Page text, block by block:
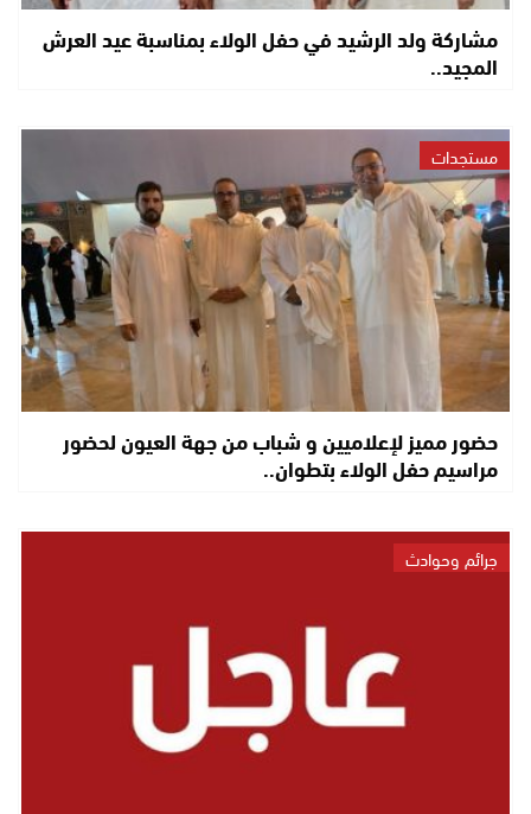
مشاركة ولد الرشيد في حفل الولاء بمناسبة عيد العرش
المجيد..
مستجدات
حضور مميز لإعلاميين و شباب من جهة العيون لحضور
مراسيم حفل الولاء بتطوان..
جرائم وحوادث